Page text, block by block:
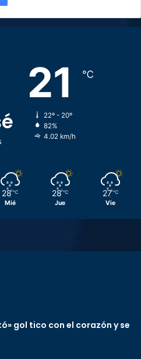
21 ℃
22º - 20º
82%
4.02 km/h
28 ℃
Mié
28 ℃
Jue
27 ℃
Vie
gol tico con el corazón y se